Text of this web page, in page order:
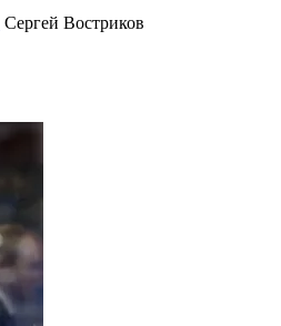
Сергей Востриков